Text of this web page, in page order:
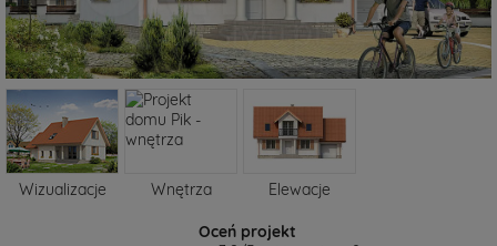
Wizualizacje Wnętrza Elewacje
Oceń projekt